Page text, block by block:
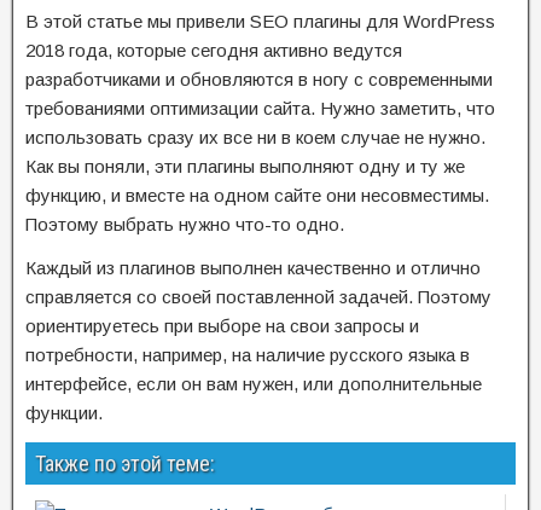
В этой статье мы привели SEO плагины для WоrdPress
2018 года, которые сегодня активно ведутся
разработчиками и обновляются в ногу с современными
требованиями оптимизации сайта. Нужно заметить, что
использовать сразу их все ни в коем случае не нужно.
Как вы поняли, эти плагины выполняют одну и ту же
функцию, и вместе на одном сайте они несовместимы.
Поэтому выбрать нужно что-то одно.
Каждый из плагинов выполнен качественно и отлично
справляется со своей поставленной задачей. Поэтому
ориентируетесь при выборе на свои запросы и
потребности, например, на наличие русского языка в
интерфейсе, если он вам нужен, или дополнительные
функции.
Также по этой теме: